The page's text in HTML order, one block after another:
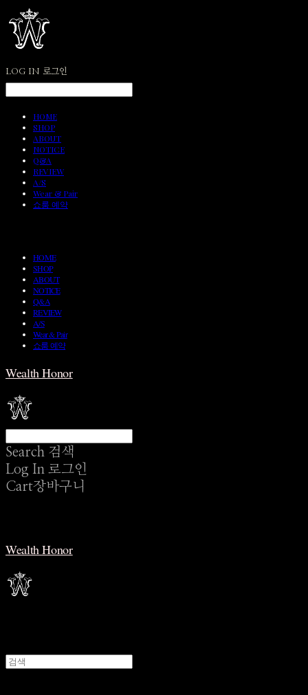
LOG IN 로그인
HOME
SHOP
ABOUT
NOTICE
Q&A
REVIEW
A/S
Wear & Pair
쇼룸 예약
HOME
SHOP
ABOUT
NOTICE
Q&A
REVIEW
A/S
Wear & Pair
쇼룸 예약
Wealth Honor
Search 검색
Log In 로그인
Cart장바구니
Wealth Honor